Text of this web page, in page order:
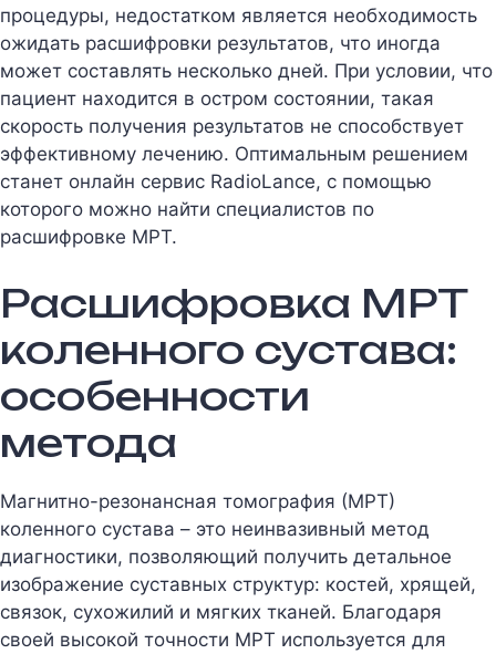
процедуры, недостатком является необходимость
ожидать расшифровки результатов, что иногда
может составлять несколько дней. При условии, что
пациент находится в остром состоянии, такая
скорость получения результатов не способствует
эффективному лечению. Оптимальным решением
станет онлайн сервис RadioLance, с помощью
которого можно найти специалистов по
расшифровке МРТ.
Расшифровка МРТ
коленного сустава:
особенности
метода
Магнитно-резонансная томография (МРТ)
коленного сустава – это неинвазивный метод
диагностики, позволяющий получить детальное
изображение суставных структур: костей, хрящей,
связок, сухожилий и мягких тканей. Благодаря
своей высокой точности МРТ используется для